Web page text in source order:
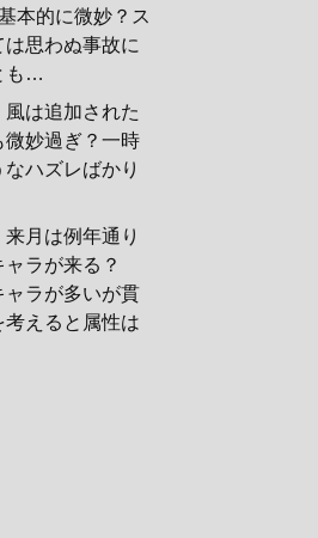
本的に微妙？ス
思わぬ事故に
も…
風は追加された
微妙過ぎ？一時
ハズレばかり
来月は例年通り
ャラが来る？
ャラが多いが貫
えると属性は